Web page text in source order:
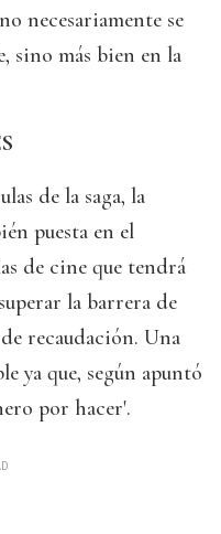
necesariamente se
sino más bien en la
de la saga, la
puesta en el
de cine que tendrá
la barrera de
recaudación. Una
ya que, según apuntó
por hacer'.